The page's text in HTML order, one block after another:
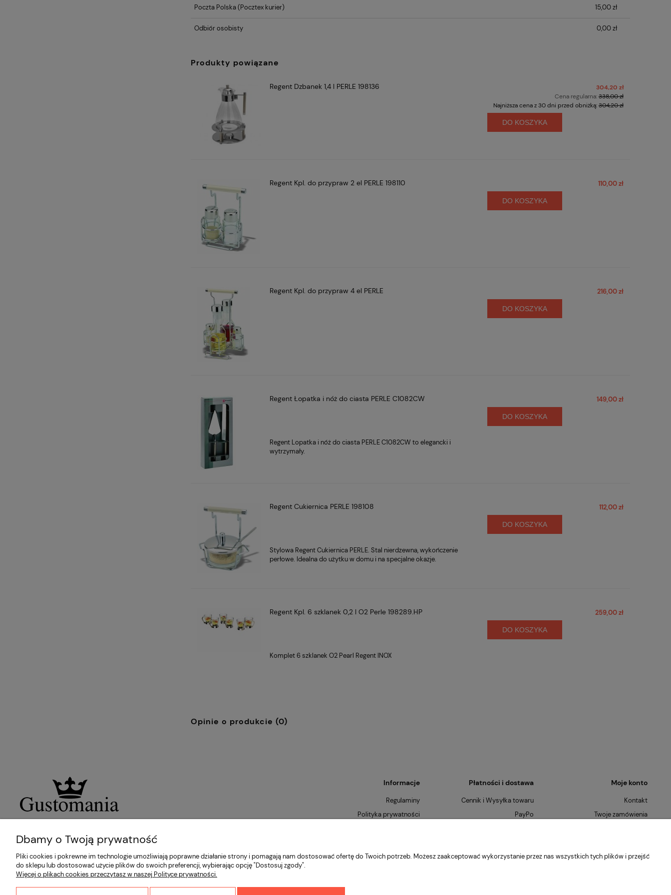
Poczta Polska(Pocztex kurier) 15,00 zł
Odbiór osobisty 0,00 zł
Produkty powiązane
Regent Dzbanek 1,4 l PERLE 198136
304,20 zł
Cena regularna:338,00 zł
Najniższa cena z 30 dni przed obniżką:304,20 zł
DO KOSZYKA
Regent Kpl. do przypraw 2 el PERLE 198110 110,00 zł
DO KOSZYKA
Regent Kpl. do przypraw 4 el PERLE 216,00 zł
DO KOSZYKA
Regent Łopatka i nóż do ciasta PERLE C1082CW
Regent Lopatka i nóż do ciasta PERLE C1082CW to elegancki i
wytrzymały.
149,00 zł
DO KOSZYKA
Regent Cukiernica PERLE 198108
Stylowa Regent Cukiernica PERLE. Stal nierdzewna, wykończenie
perłowe. Idealna do użytku w domu i na specjalne okazje.
112,00 zł
DO KOSZYKA
Regent Kpl. 6 szklanek 0,2 l O2 Perle 198289.HP
Komplet 6 szklanek O2 Pearl Regent INOX
259,00 zł
DO KOSZYKA
Opinie o produkcie (0)
Informacje
Regulaminy
Polityka prywatności
Płatności i dostawa
Cennik i Wysyłka towaru
PayPo
Moje konto
Kontakt
Twoje zamówienia
O nas
Dbamy o Twoją prywatność
Pliki cookies i pokrewne im technologie umożliwiają poprawne działanie strony i pomagają nam dostosować ofertę do Twoich potrzeb. Możesz zaakceptować wykorzystanie przez nas wszystkich tych plików i przejść
do sklepu lub dostosować użycie plików do swoich preferencji, wybierając opcję "Dostosuj zgody".
Więcej o plikach cookies przeczytasz w naszej Polityce prywatności.